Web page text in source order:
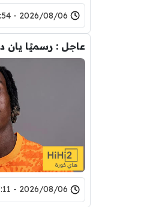
2026/08/06 - 18:54
عاجل : رسميًا يان
2026/08/06 - 17:11